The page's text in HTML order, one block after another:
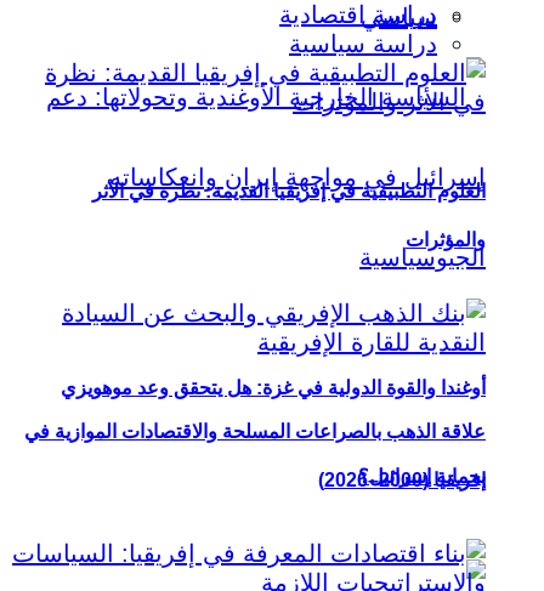
سياسي
أوغندا والقوة الدولية في غزة: هل يتحقق وعد موهويزي
بحماية إسرائيل؟
دراسة اقتصادية
دراسة سياسية
العلوم التطبيقية في إفريقيا القديمة: نظرة في الأثر
والمؤثرات
علاقة الذهب بالصراعات المسلحة والاقتصادات الموازية في
إفريقيا (2000–2026)